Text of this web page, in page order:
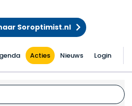
Soroptimist.nl
Acties Nieuws Login